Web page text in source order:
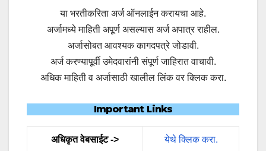
या भरतीकरिता अर्ज ऑनलाईन करायचा आहे.
अर्जामध्ये माहिती अपूर्ण असल्यास अर्ज अपात्र राहील.
अर्जासोबत आवश्यक कागदपत्रे जोडावी.
अर्ज करण्यापूर्वी उमेदवारांनी संपूर्ण जाहिरात वाचावी.
अधिक माहिती व अर्जासाठी खालील लिंक वर क्लिक करा.
Important Links
अधिकृत वेबसाईट -> येथे क्लिक करा.